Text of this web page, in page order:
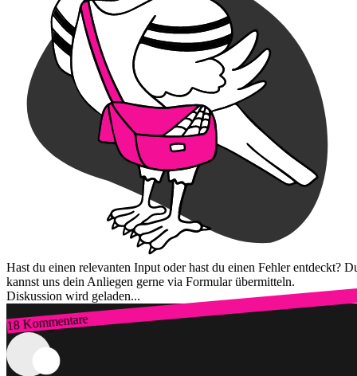
Hast du einen relevanten Input oder hast du einen Fehler entdeckt?
kannst uns dein Anliegen gerne via Formular übermitteln.
Diskussion wird geladen...
18 Kommentare
Zum Login